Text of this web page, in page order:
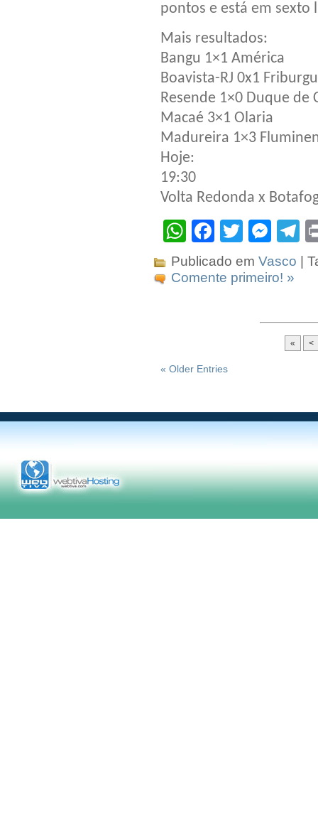
pontos e está em sexto
Mais resultados:
Bangu 1×1 América
Boavista-RJ 0x1
Resende 1×0 Duque de
Macaé 3×1 Olaria
Madureira 1×3
Hoje:
19:30
Volta Redonda x
WhatsApp
Facebook
Twitter
Publicado em Vasco |
Comente primeiro! »
« <
« Older Entries